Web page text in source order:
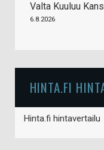
Valta Kuuluu
6.8.2026
HINTA.FI
Hinta.fi hintavertailu